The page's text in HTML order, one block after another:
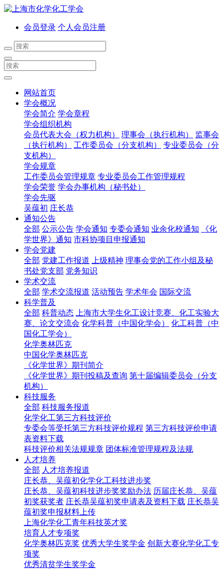
会员登录 个人会员注册
网站首页
学会概况
学会简介 学会章程
学会组织机构
会员代表大会（权力机构）
理事会（执行机构）
监事会
（执行机构）
工作委员会（分支机构）
专业委员会（分
支机构）
学会规章
工作委员会管理规章 专业委员会工作管理规程
学会荣誉 学会办事机构（秘书处）
学会先驱
吴蕴初 庄长恭
通知公告
全部 公示公告 学会通知 专委会通知 业余化校通知
《化
学世界》通知 市科协项目申报通知
学会党建
全部 党建工作报道 上级精神 理事会党的工作小组及秘
书处党支部 党务知识
学术交流
全部 学术交流报道 活动预告 学术年会 国际交流
科学普及
全部 科普动态
上海市大学生化工设计竞赛、化工实验大
赛、论文交流会 化学科普（中国化学会）
化工科普（中
国化工学会）
化学奥林匹克
中国化学奥林匹克
《化学世界》期刊简介
《化学世界》期刊投稿及查询 第十届编辑委员会（分支
机构）
科技服务
全部 科技服务报道
化学化工第三方科技评价
专委会等受托第三方科技评价规程 第三方科技评价申请
表资料下载
科技评价相关法规规章 团体标准管理规程及法规
人才培养
全部 人才培养报道
庄长恭、吴蕴初化学化工科技进步奖
庄长恭、吴蕴初科技进步奖奖励办法 历届庄长恭、吴蕴
初奖获奖者 庄长恭吴蕴初奖申请表及资料下载 庄长恭吴
蕴初奖申报材料上传
上海化学化工青年科技英才奖
培育人才专项奖
化学奥林匹克奖 优秀大学生奖学金 创新大赛化学化工专
项奖
优秀清贫学生奖学金